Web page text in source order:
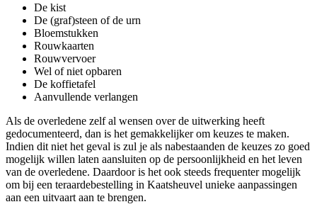
De kist
De (graf)steen of de urn
Bloemstukken
Rouwkaarten
Rouwvervoer
Wel of niet opbaren
De koffietafel
Aanvullende verlangen
Als de overledene zelf al wensen over de uitwerking heeft
gedocumenteerd, dan is het gemakkelijker om keuzes te maken.
Indien dit niet het geval is zul je als nabestaanden de keuzes zo goed
mogelijk willen laten aansluiten op de persoonlijkheid en het leven
van de overledene. Daardoor is het ook steeds frequenter mogelijk
om bij een teraardebestelling in Kaatsheuvel unieke aanpassingen
aan een uitvaart aan te brengen.